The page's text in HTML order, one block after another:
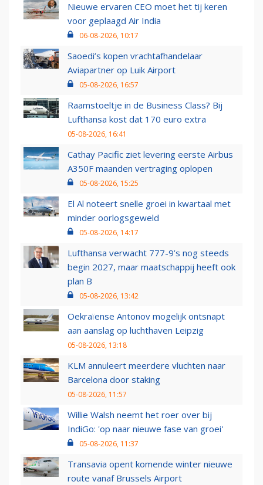
Nieuwe ervaren CEO moet het tij keren
voor geplaagd Air India
06-08-2026, 10:17
Saoedi’s kopen vrachtafhandelaar
Aviapartner op Luik Airport
05-08-2026, 16:57
Raamstoeltje in de Business Class? Bij
Lufthansa kost dat 170 euro extra
05-08-2026, 16:41
Cathay Pacific ziet levering eerste Airbus
A350F maanden vertraging oplopen
05-08-2026, 15:25
El Al noteert snelle groei in kwartaal met
minder oorlogsgeweld
05-08-2026, 14:17
Lufthansa verwacht 777-9’s nog steeds
begin 2027, maar maatschappij heeft ook
plan B
05-08-2026, 13:42
Oekraïense Antonov mogelijk ontsnapt
aan aanslag op luchthaven Leipzig
05-08-2026, 13:18
KLM annuleert meerdere vluchten naar
Barcelona door staking
05-08-2026, 11:57
Willie Walsh neemt het roer over bij
IndiGo: 'op naar nieuwe fase van groei'
05-08-2026, 11:37
Transavia opent komende winter nieuwe
route vanaf Brussels Airport